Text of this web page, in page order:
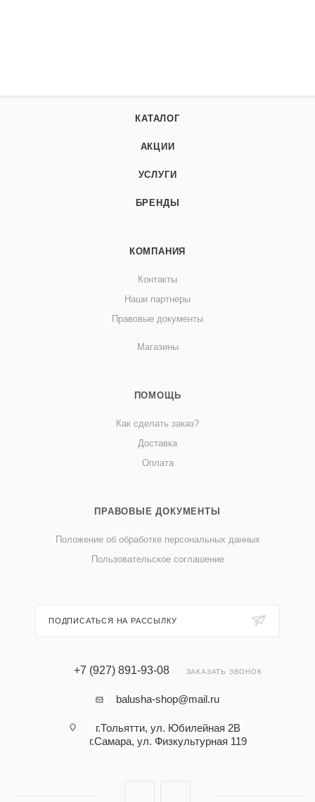
КАТАЛОГ
АКЦИИ
УСЛУГИ
БРЕНДЫ
КОМПАНИЯ
Контакты
Наши партнеры
Правовые документы
Магазины
ПОМОЩЬ
Как сделать заказ?
Доставка
Оплата
ПРАВОВЫЕ ДОКУМЕНТЫ
Положение об обработке персональных данных
Пользовательское соглашение
ПОДПИСАТЬСЯ НА РАССЫЛКУ
+7 (927) 891-93-08 ЗАКАЗАТЬ ЗВОНОК
balusha-shop@mail.ru
г.Тольятти, ул. Юбилейная 2В
г.Самара, ул. Физкультурная 119